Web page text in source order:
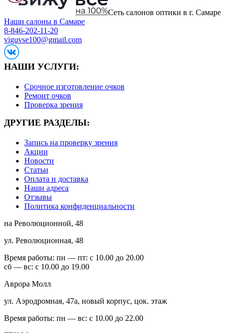
Сеть салонов оптики в г. Самаре
Наши салоны в Самаре
8-846-202-11-20
viguvse100@gmail.com
НАШИ УСЛУГИ:
Срочное изготовление очков
Ремонт очков
Проверка зрения
ДРУГИЕ РАЗДЕЛЫ:
Запись на проверку зрения
Акции
Новости
Статьи
Оплата и доставка
Наши адреса
Отзывы
Политика конфиденциальности
на Революционной, 48
ул. Революционная, 48
Время работы: пн — пт: с 10.00 до 20.00
сб — вс: с 10.00 до 19.00
Аврора Молл
ул. Аэродромная, 47а, новый корпус, цок. этаж
Время работы: пн — вс: с 10.00 до 22.00